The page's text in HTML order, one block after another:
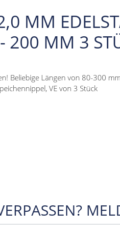
MM
200 MM 3
Beliebige Längen von 80-300
VE von 3 Stück